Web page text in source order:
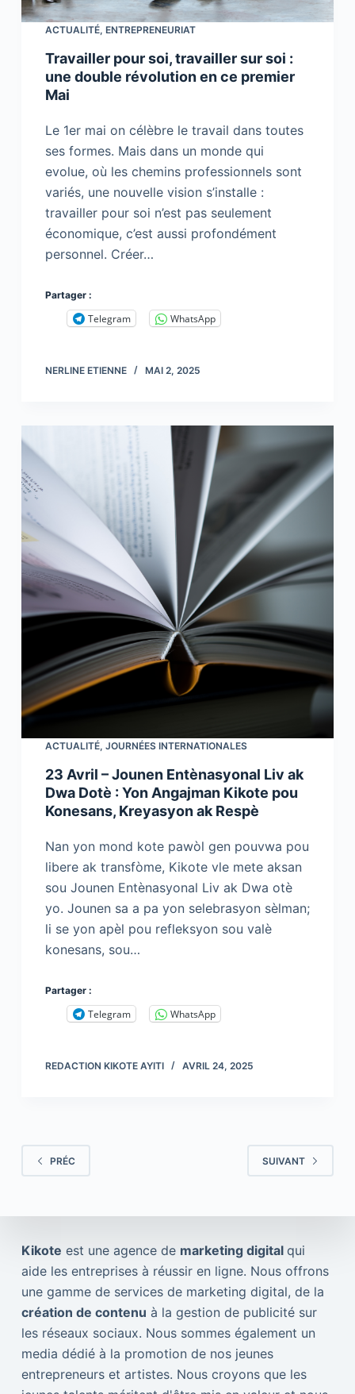
ACTUALITÉ, ENTREPRENEURIAT
Travailler pour soi, travailler sur soi :
une double révolution en ce premier
Mai
Le 1er mai on célèbre le travail dans toutes
ses formes. Mais dans un monde qui
evolue, où les chemins professionnels sont
variés, une nouvelle vision s’installe :
travailler pour soi n’est pas seulement
économique, c’est aussi profondément
personnel. Créer…
Partager :
Telegram WhatsApp
NERLINE ETIENNE MAI 2, 2025
ACTUALITÉ, JOURNÉES INTERNATIONALES
23 Avril – Jounen Entènasyonal Liv ak
Dwa Dotè : Yon Angajman Kikote pou
Konesans, Kreyasyon ak Respè
Nan yon mond kote pawòl gen pouvwa pou
libere ak transfòme, Kikote vle mete aksan
sou Jounen Entènasyonal Liv ak Dwa otè
yo. Jounen sa a pa yon selebrasyon sèlman;
li se yon apèl pou refleksyon sou valè
konesans, sou…
Partager :
Telegram WhatsApp
REDACTION KIKOTE AYITI AVRIL 24, 2025
PRÉC SUIVANT
Kikote est une agence de marketing digital qui
aide les entreprises à réussir en ligne. Nous offrons
une gamme de services de marketing digital, de la
création de contenu à la gestion de publicité sur
les réseaux sociaux. Nous sommes également un
media dédié à la promotion de nos jeunes
entrepreneurs et artistes. Nous croyons que les